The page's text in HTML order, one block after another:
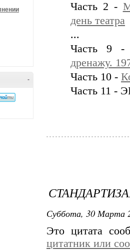
-
Часть 2 -
день театра
...
Часть 9
дренажу.
Часть 10 -
Часть 11 -
Суббота, 30 Марта
Это цитата
цитатник или